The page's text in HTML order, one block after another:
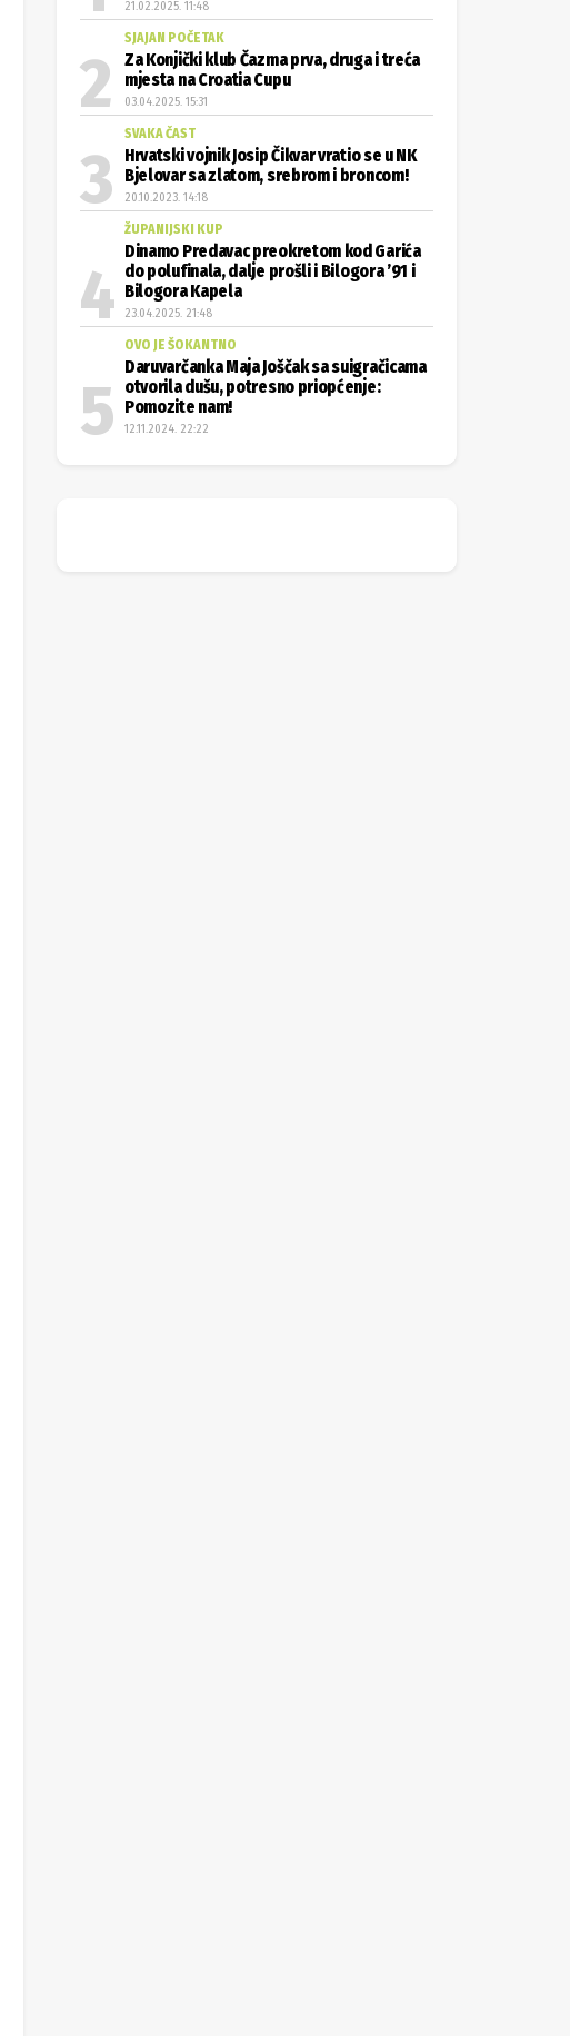
21.02.2025. 11:48
SJAJAN POČETAK
Za Konjički klub Čazma prva, druga i treća
mjesta na Croatia Cupu
03.04.2025. 15:31
SVAKA ČAST
Hrvatski vojnik Josip Čikvar vratio se u NK
Bjelovar sa zlatom, srebrom i broncom!
20.10.2023. 14:18
ŽUPANIJSKI KUP
Dinamo Predavac preokretom kod Garića
do polufinala, dalje prošli i Bilogora ’91 i
Bilogora Kapela
23.04.2025. 21:48
OVO JE ŠOKANTNO
Daruvarčanka Maja Joščak sa suigračicama
otvorila dušu, potresno priopćenje:
Pomozite nam!
12.11.2024. 22:22